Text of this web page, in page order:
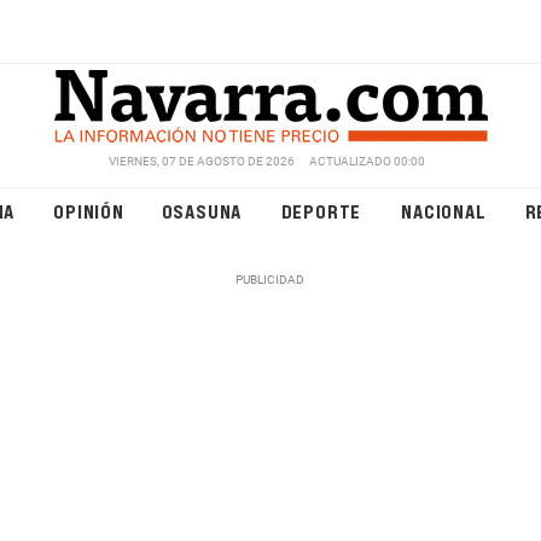
VIERNES, 07 DE AGOSTO DE 2026 ACTUALIZADO 00:00
OPINIÓN OSASUNA DEPORTE NACIONAL